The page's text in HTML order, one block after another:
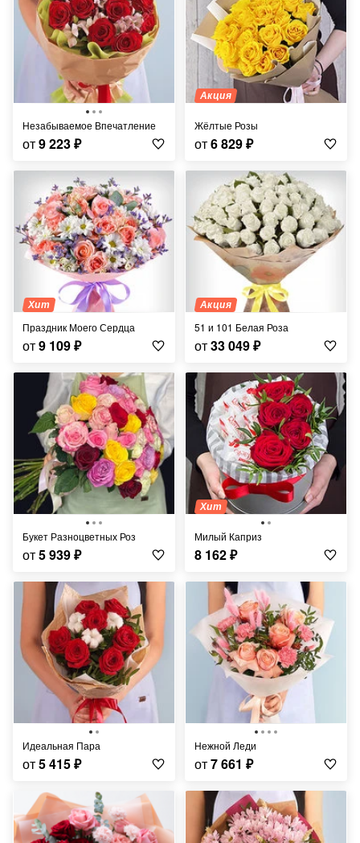
Незабываемое Впечатление
от9 223₽
Акция
Жёлтые Розы
от6 829₽
Хит
Праздник Моего Сердца
от9 109₽
Акция
51 и 101 Белая Роза
от33 049₽
Букет Разноцветных Роз
от5 939₽
Хит
Милый Каприз
8 162₽
Идеальная Пара
от5 415₽
Нежной Леди
от7 661 ₽